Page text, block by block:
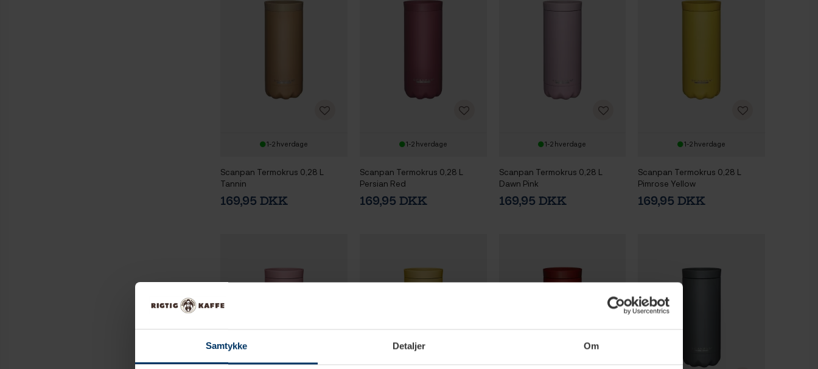
Samtykke Detaljer Om
1-2 hverdage
Scanpan Termokrus 0,28 L
Tannin
169,95 DKK
1-2 hverdage
Scanpan Termokrus 0,28 L
Persian Red
169,95 DKK
1-2 hverdage
Scanpan Termokrus 0,28 L
Dawn Pink
169,95 DKK
1-2 hverdage
Scanpan Termokrus 0,28 L
Pimrose Yellow
169,95 DKK